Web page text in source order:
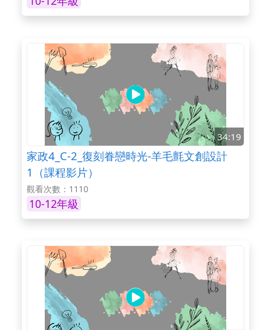
34:19
家政4_C-2_復刻眷戀時光-羊毛氈文創設計
1（課程影片）
觀看次數：1110
10-12年級